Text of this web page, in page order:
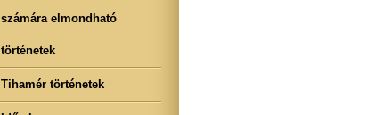
számára elmondható
történetek
Tihamér történetek